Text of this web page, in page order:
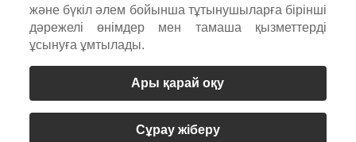
және бүкіл әлем бойынша тұтынушыларға бірінші
дәрежелі өнімдер мен тамаша қызметтерді
ұсынуға ұмтылады.
Ары қарай оқу
Сұрау жіберу